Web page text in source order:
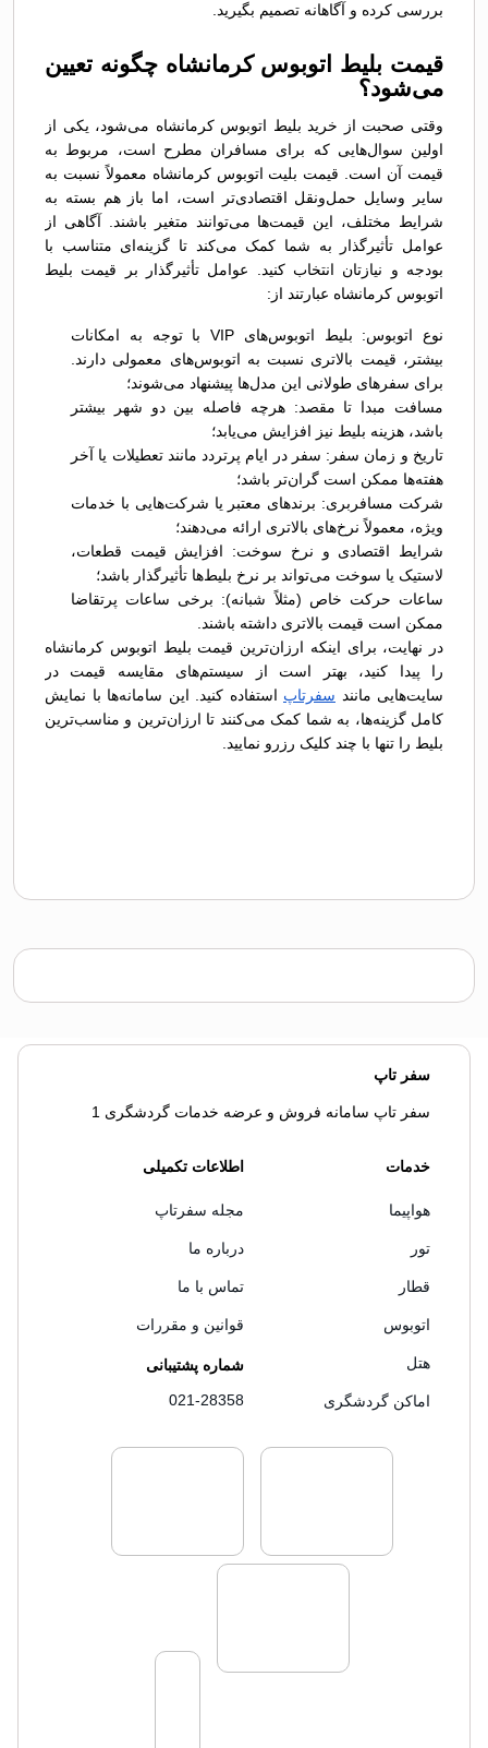
بررسی کرده و آگاهانه تصمیم بگیرید.
قیمت بلیط اتوبوس کرمانشاه چگونه تعیین
می‌شود؟
وقتی صحبت از خرید بلیط اتوبوس کرمانشاه می‌شود، یکی از
اولین سوال‌هایی که برای مسافران مطرح است، مربوط به
قیمت آن است. قیمت بلیت اتوبوس کرمانشاه معمولاً نسبت به
سایر وسایل حمل‌ونقل اقتصادی‌تر است، اما باز هم بسته به
شرایط مختلف، این قیمت‌ها می‌توانند متغیر باشند. آگاهی از
عوامل تأثیرگذار به شما کمک می‌کند تا گزینه‌ای متناسب با
بودجه و نیازتان انتخاب کنید. عوامل تأثیرگذار بر قیمت بلیط
اتوبوس کرمانشاه عبارتند از:
نوع اتوبوس: بلیط اتوبوس‌های VIP با توجه به امکانات
بیشتر، قیمت بالاتری نسبت به اتوبوس‌های معمولی دارند.
برای سفرهای طولانی این مدل‌ها پیشنهاد می‌شوند؛
مسافت مبدا تا مقصد: هرچه فاصله بین دو شهر بیشتر
باشد، هزینه بلیط نیز افزایش می‌یابد؛
تاریخ و زمان سفر: سفر در ایام پرتردد مانند تعطیلات یا آخر
هفته‌ها ممکن است گران‌تر باشد؛
شرکت مسافربری: برندهای معتبر یا شرکت‌هایی با خدمات
ویژه، معمولاً نرخ‌های بالاتری ارائه می‌دهند؛
شرایط اقتصادی و نرخ سوخت: افزایش قیمت قطعات،
لاستیک یا سوخت می‌تواند بر نرخ بلیط‌ها تأثیرگذار باشد؛
ساعات حرکت خاص (مثلاً شبانه): برخی ساعات پرتقاضا
ممکن است قیمت بالاتری داشته باشند.
در نهایت، برای اینکه ارزان‌ترین قیمت بلیط اتوبوس کرمانشاه
را پیدا کنید، بهتر است از سیستم‌های مقایسه قیمت در
سایت‌هایی مانند سفرتاپ استفاده کنید. این سامانه‌ها با نمایش
کامل گزینه‌ها، به شما کمک می‌کنند تا ارزان‌ترین و مناسب‌ترین
بلیط را تنها با چند کلیک رزرو نمایید.
سفر تاپ
سفر تاپ سامانه فروش و عرضه خدمات گردشگری 1
خدمات
هواپیما
تور
قطار
اتوبوس
هتل
اماکن گردشگری
اطلاعات تکمیلی
مجله سفرتاپ
درباره ما
تماس با ما
قوانین و مقررات
شماره پشتیبانی
021-28358
لایسنس های فروش سفرتاپلایسنس های
لایسنس های فروش سفرتاپ